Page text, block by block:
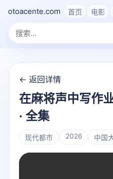
otoacente.com 首页 电影
← 返回详情
在麻将声中写作
· 全集
现代都市 2026 中国